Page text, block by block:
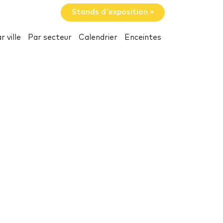
Stands d'exposition »
ville Par secteur Calendrier Enceintes